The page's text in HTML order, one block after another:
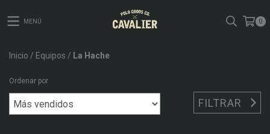
MENÚ 0
Inicio / Equipos / La Hache
Ordenar por
FILTRAR